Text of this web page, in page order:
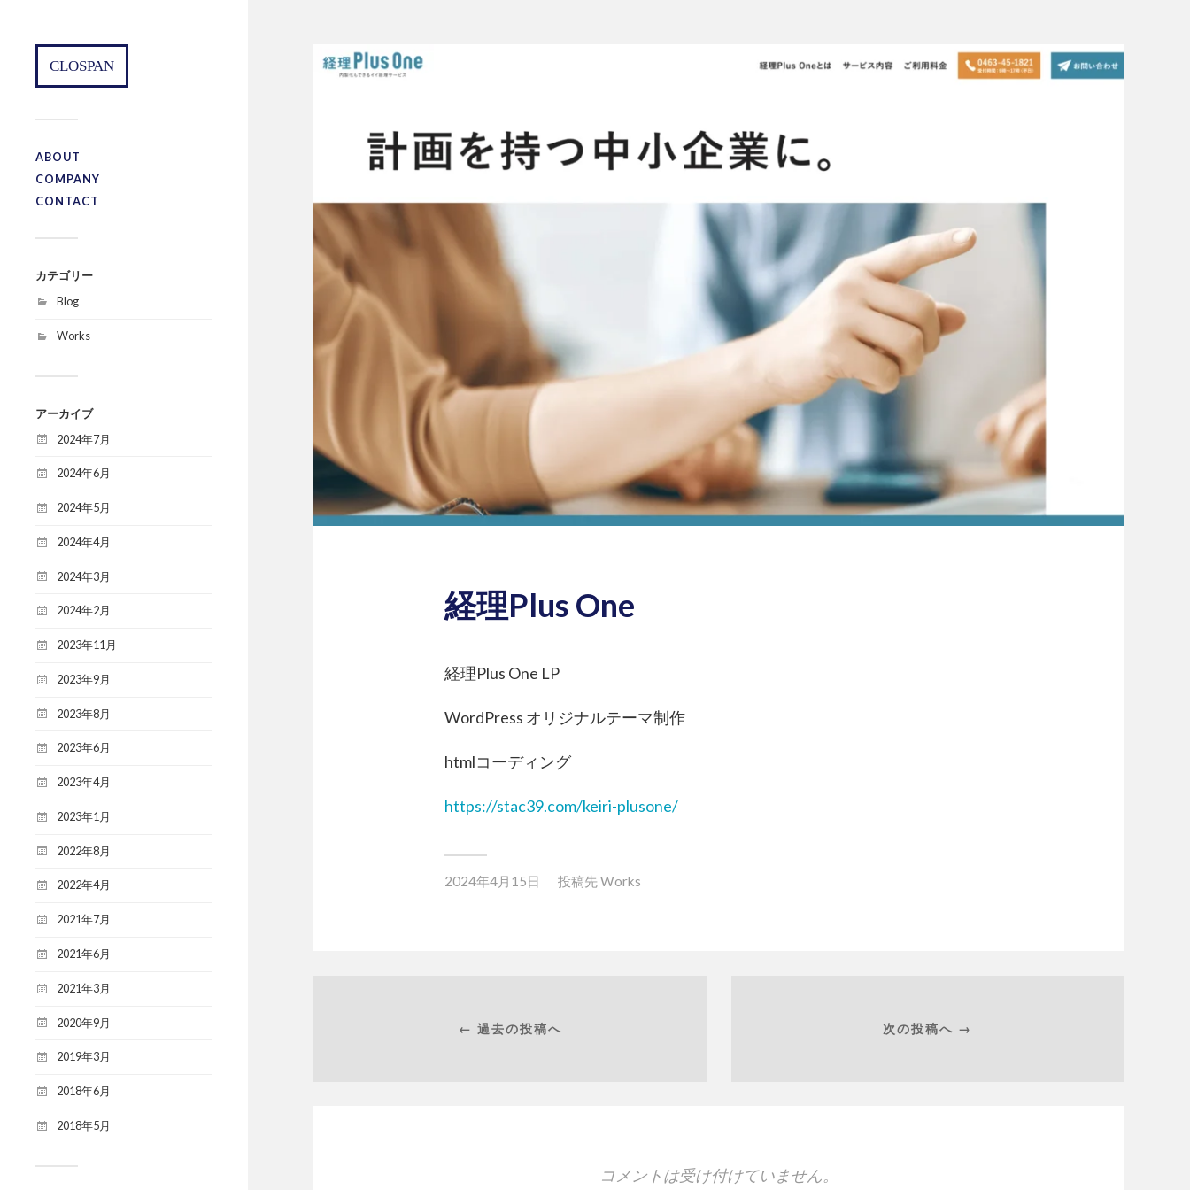
CLOSPAN
ABOUT
COMPANY
CONTACT
カテゴリー
Blog
Works
アーカイブ
2024年7月
2024年6月
2024年5月
2024年4月
2024年3月
2024年2月
2023年11月
2023年9月
2023年8月
2023年6月
2023年4月
2023年1月
2022年8月
2022年4月
2021年7月
2021年6月
2021年3月
2020年9月
2019年3月
2018年6月
2018年5月
経理Plus One
経理Plus One LP
WordPress オリジナルテーマ制作
htmlコーディング
https://stac39.com/keiri-plusone/
2024年4月15日 投稿先 Works
← 過去の投稿へ 次の投稿へ →
コメントは受け付けていません。